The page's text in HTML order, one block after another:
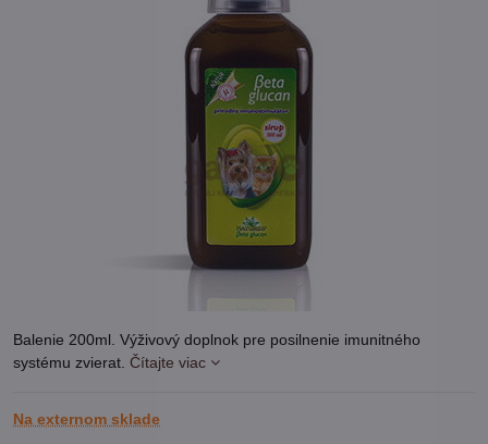
Balenie 200ml. Výživový doplnok pre posilnenie imunitného
systému zvierat. Čítajte viac
Na externom sklade